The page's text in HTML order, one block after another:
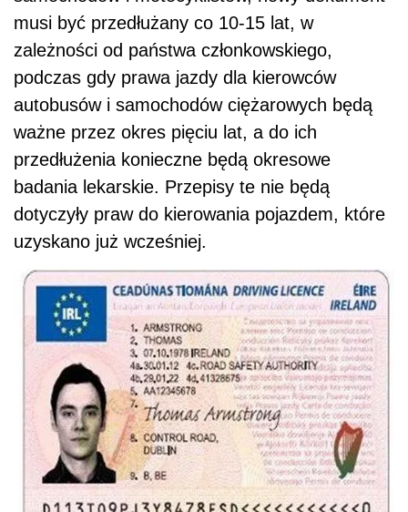
musi być przedłużany co 10-15 lat, w
zależności od państwa członkowskiego,
podczas gdy prawa jazdy dla kierowców
autobusów i samochodów ciężarowych będą
ważne przez okres pięciu lat, a do ich
przedłużenia konieczne będą okresowe
badania lekarskie. Przepisy te nie będą
dotyczyły praw do kierowania pojazdem, które
uzyskano już wcześniej.